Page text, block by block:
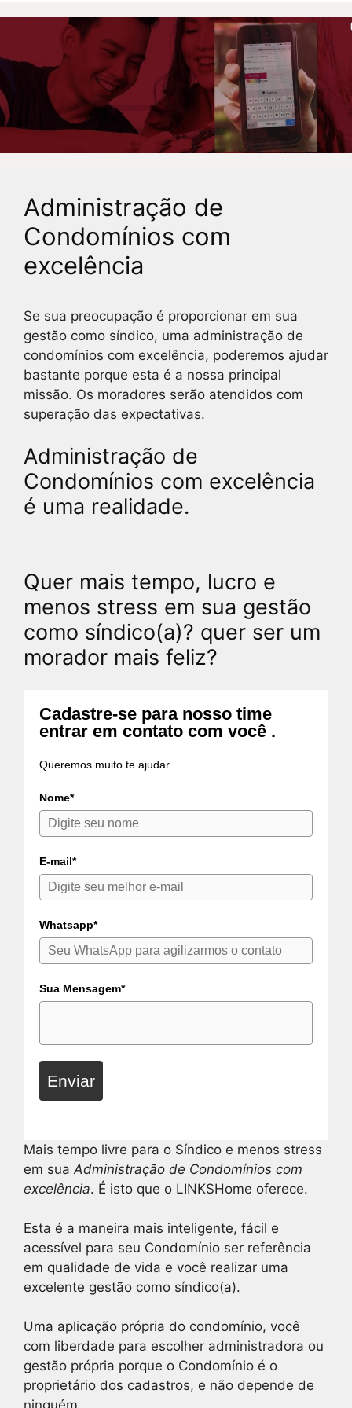
Administração de
Condomínios com
excelência
Se sua preocupação é proporcionar em sua
gestão como síndico, uma administração de
condomínios com excelência, poderemos ajudar
bastante porque esta é a nossa principal
missão. Os moradores serão atendidos com
superação das expectativas.
Administração de
Condomínios com excelência
é uma realidade.
Quer mais tempo, lucro e
menos stress em sua gestão
como síndico(a)? quer ser um
morador mais feliz?
Cadastre-se para nosso time
entrar em contato com você .
Queremos muito te ajudar.
Nome*
E-mail*
Whatsapp*
Sua Mensagem*
Enviar
Mais tempo livre para o Síndico e menos stress
em suaAdministração de Condomínios com
excelência. É isto que o LINKSHome oferece.
Esta é a maneira mais inteligente, fácil e
acessível para seu Condomínio ser referência
em qualidade de vida e você realizar uma
excelente gestão como síndico(a).
Uma aplicação própria do condomínio, você
com liberdade para escolher administradora ou
gestão própria porque o Condomínio é o
proprietário dos cadastros, e não depende de